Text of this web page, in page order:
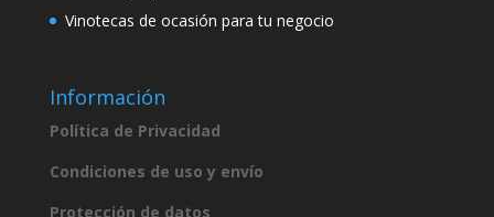
Vinotecas de ocasión para tu negocio
Información
Política de Privacidad
Condiciones de uso y envío
Protección de datos